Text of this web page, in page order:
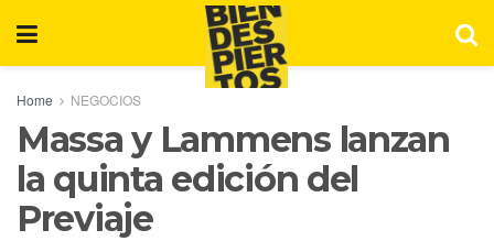
Home NEGOCIOS
Massa y Lammens lanzan
la quinta edición del
Previaje